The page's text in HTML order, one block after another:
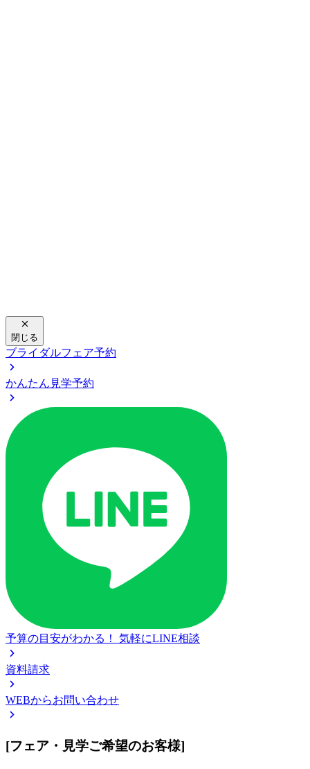
閉じる
ブライダルフェア予約
かんたん見学予約
予算の目安がわかる！ 気軽にLINE相談
資料請求
WEBからお問い合わせ
[フェア・見学ご希望のお客様]